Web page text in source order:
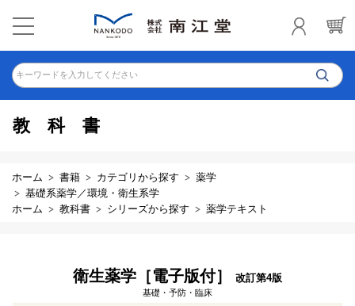
キーワードを入力してください
教科書
ホーム 書籍 カテゴリから探す
薬学
基礎系薬学／環境・衛生系学
ホーム
教科書 シリーズから探す 薬学テキスト
衛生薬学［電子版付］ 改訂第4版
基礎・予防・臨床